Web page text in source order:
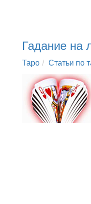
Гадание на
Таро Статьи по